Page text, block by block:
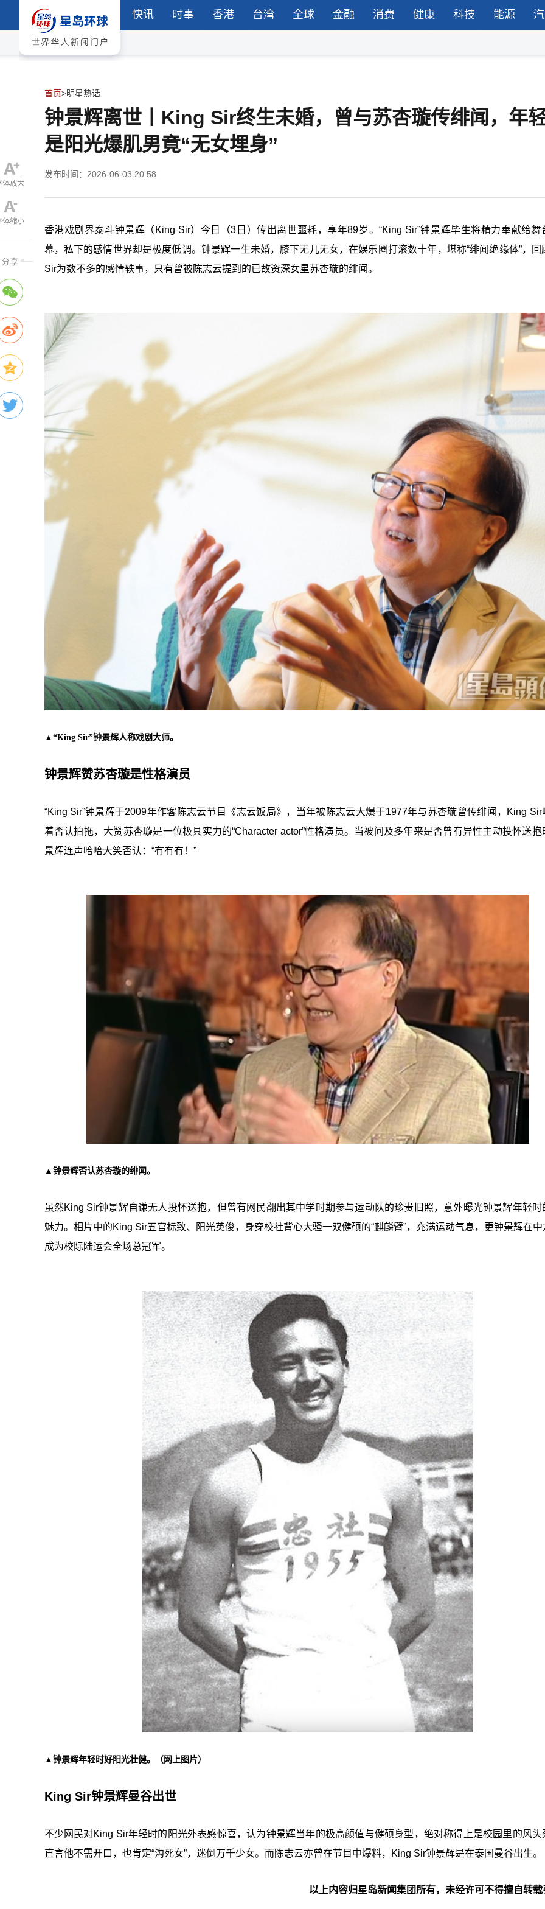
快讯 时事 香港 台湾 全球 金融 消费 健康 科技 能源
首页>明星热话
钟景辉离世丨King Sir终生未婚，曾与苏杏璇传绯闻，年
是阳光爆肌男竟“无女埋身”
发布时间：2026-06-03 20:58
香港戏剧界泰斗钟景辉（King Sir）今日（3日）传出离世噩耗，享年89岁。“King Sir”钟景辉毕生将精力奉献给舞
幕，私下的感情世界却是极度低调。 钟景辉一生未婚，膝下无儿无女，在娱乐圈打滚数十年，堪称“绯闻绝缘体”，回
Sir为数不多的感情轶事，只有曾被陈志云提到的已故资深女星苏杏璇的绯闻。
▲“King Sir”钟景辉人称戏剧大师。
钟景辉赞苏杏璇是性格演员
“King Sir”钟景辉于2009年作客陈志云节目《志云饭局》，当年被陈志云大爆于1977年与苏杏璇曾传绯闻，King Sir
着否认拍拖，大赞苏杏璇是一位极具实力的“Character actor”性格演员。当被问及多年来是否曾有异性主动投怀送抱
景辉连声哈哈大笑否认：“冇冇冇！”
▲钟景辉否认苏杏璇的绯闻。
虽然King Sir钟景辉自谦无人投怀送抱，但曾有网民翻出其中学时期参与运动队的珍贵旧照，意外曝光钟景辉年轻时
魅力。相片中的King Sir五官标致、阳光英俊，身穿校社背心大骚一双健硕的“麒麟臂”，充满运动气息，更钟景辉在中
成为校际陆运会全场总冠军。
▲钟景辉年轻时好阳光壮健。（网上图片）
King Sir钟景辉曼谷出世
不少网民对King Sir年轻时的阳光外表感惊喜，认为钟景辉当年的极高颜值与健硕身型，绝对称得上是校园里的风头
直言他不需开口，也肯定“沟死女”，迷倒万千少女。而陈志云亦曾在节目中爆料，King Sir钟景辉是在泰国曼谷出生。
以上内容归星岛新闻集团所有，未经许可不得擅自转载